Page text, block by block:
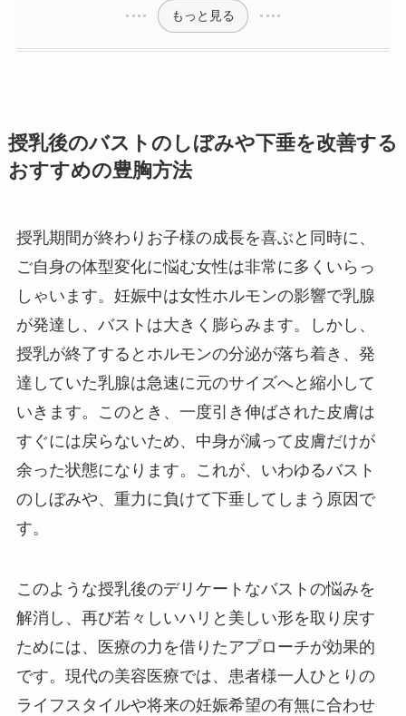
もっと見る
授乳後のバストのしぼみや下垂を改善する
おすすめの豊胸方法
授乳期間が終わりお子様の成長を喜ぶと同時に、
ご自身の体型変化に悩む女性は非常に多くいらっ
しゃいます。妊娠中は女性ホルモンの影響で乳腺
が発達し、バストは大きく膨らみます。しかし、
授乳が終了するとホルモンの分泌が落ち着き、発
達していた乳腺は急速に元のサイズへと縮小して
いきます。このとき、一度引き伸ばされた皮膚は
すぐには戻らないため、中身が減って皮膚だけが
余った状態になります。これが、いわゆるバスト
のしぼみや、重力に負けて下垂してしまう原因で
す。
このような授乳後のデリケートなバストの悩みを
解消し、再び若々しいハリと美しい形を取り戻す
ためには、医療の力を借りたアプローチが効果的
です。現代の美容医療では、患者様一人ひとりの
ライフスタイルや将来の妊娠希望の有無に合わせ